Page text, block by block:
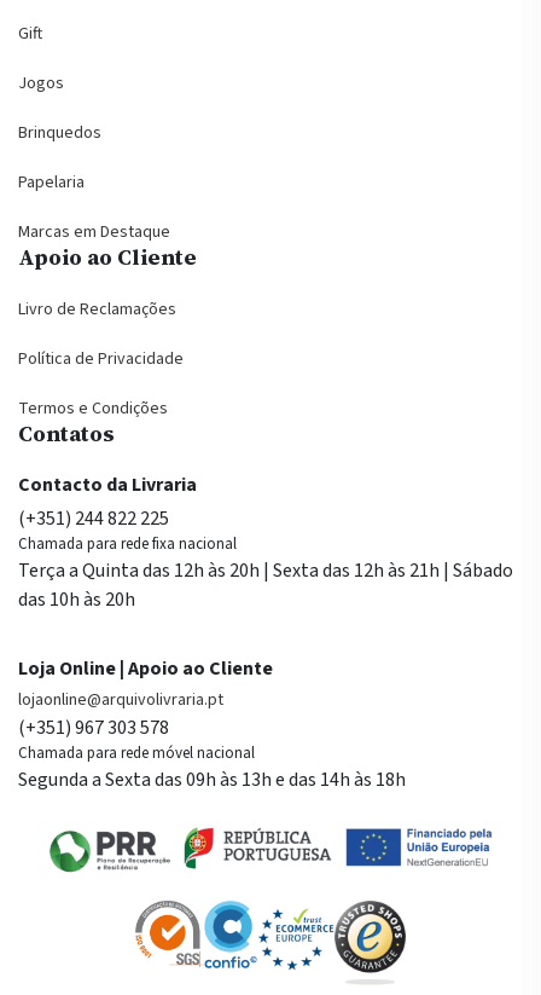
Gift
Jogos
Brinquedos
Papelaria
Marcas em Destaque
Apoio ao Cliente
Livro de Reclamações
Política de Privacidade
Termos e Condições
Contatos
Contacto da Livraria
(+351) 244 822 225
Chamada para rede fixa nacional
Terça a Quinta das 12h às 20h | Sexta das 12h às 21h | Sábado
das 10h às 20h
Loja Online | Apoio ao Cliente
lojaonline@arquivolivraria.pt
(+351) 967 303 578
Chamada para rede móvel nacional
Segunda a Sexta das 09h às 13h e das 14h às 18h